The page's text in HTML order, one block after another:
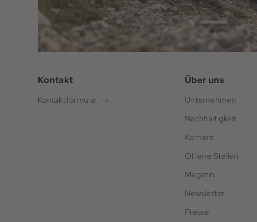
Kontakt
Kontaktformular
Über uns
Unternehmen
Nachhaltigkeit
Karriere
Offene Stellen
Magazin
Newsletter
Presse